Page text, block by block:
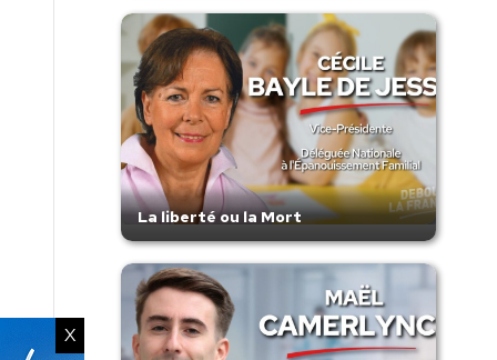
La liberté ou la Mort
X